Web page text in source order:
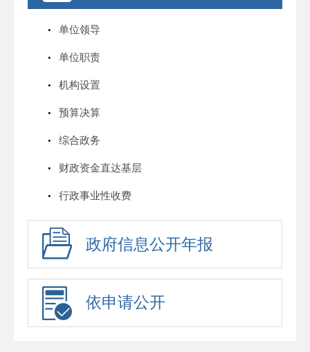
单位领导
单位职责
机构设置
预算决算
综合政务
财政资金直达基层
行政事业性收费
政府信息公开年报
依申请公开